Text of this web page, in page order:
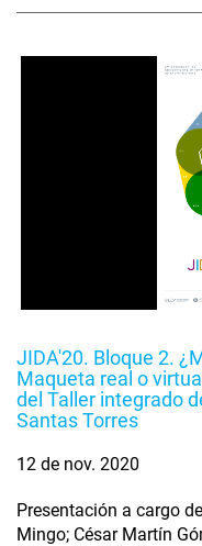
JIDA'20. Bloque 2.
Maqueta real o
del Taller integrado
Santas Torres
12 de nov. 2020
Presentación a cargo
Mingo; César Martín